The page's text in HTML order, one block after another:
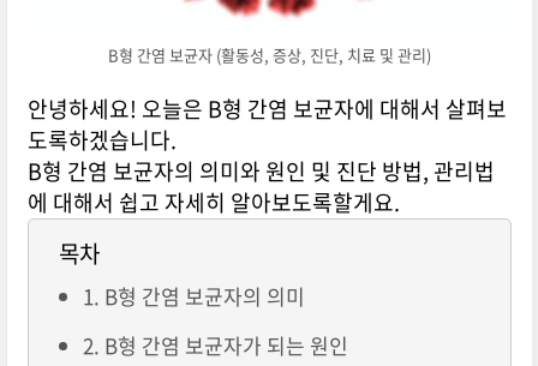
B형 간염 보균자 (활동성, 증상, 진단, 치료 및 관리)
안녕하세요! 오늘은 B형 간염 보균자에 대해서 살펴보
도록하겠습니다.
B형 간염 보균자의 의미와 원인 및 진단 방법, 관리법
에 대해서 쉽고 자세히 알아보도록할게요.
목차
1. B형 간염 보균자의 의미
2. B형 간염 보균자가 되는 원인